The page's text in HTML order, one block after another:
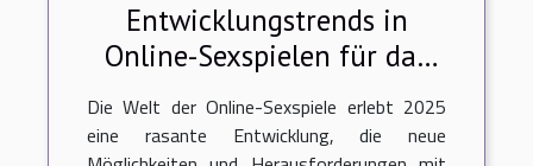
Entwicklungstrends in
Online-Sexspielen für das
Jahr 2025
Die Welt der Online-Sexspiele erlebt 2025
eine rasante Entwicklung, die neue